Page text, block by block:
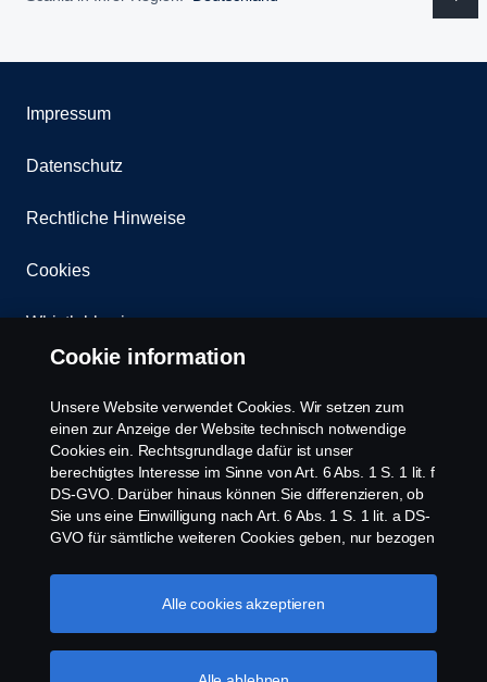
Impressum
Datenschutz
Rechtliche Hinweise
Cookies
Whistleblowing
Newsletter
Scania Cookie Richtlinie
Cookie information
Unsere Website verwendet Cookies. Wir setzen zum
einen zur Anzeige der Website technisch notwendige
Cookies ein. Rechtsgrundlage dafür ist unser
berechtigtes Interesse im Sinne von Art. 6 Abs. 1 S. 1 lit. f
DS-GVO. Darüber hinaus können Sie differenzieren, ob
Sie uns eine Einwilligung nach Art. 6 Abs. 1 S. 1 lit. a DS-
GVO für sämtliche weiteren Cookies geben, nur bezogen
Diese Einwilligung ist freiwillig und kann jederzeit mit
Zukunftswirkung widerrufen werden. Unsere Anbieter
Alle cookies akzeptieren